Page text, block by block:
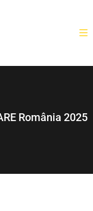
România 2025